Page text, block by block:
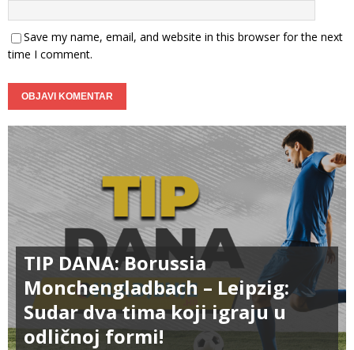
Save my name, email, and website in this browser for the next
time I comment.
TIP DANA: Borussia
Monchengladbach – Leipzig:
Sudar dva tima koji igraju u
odličnoj formi!